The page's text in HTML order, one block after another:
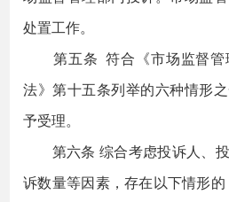
处置工作。
第五条 符合《市场监督管
法》第十五条列举的六种情形
予受理。
第六条 综合考虑投诉人、投
诉数量等因素，存在以下情形